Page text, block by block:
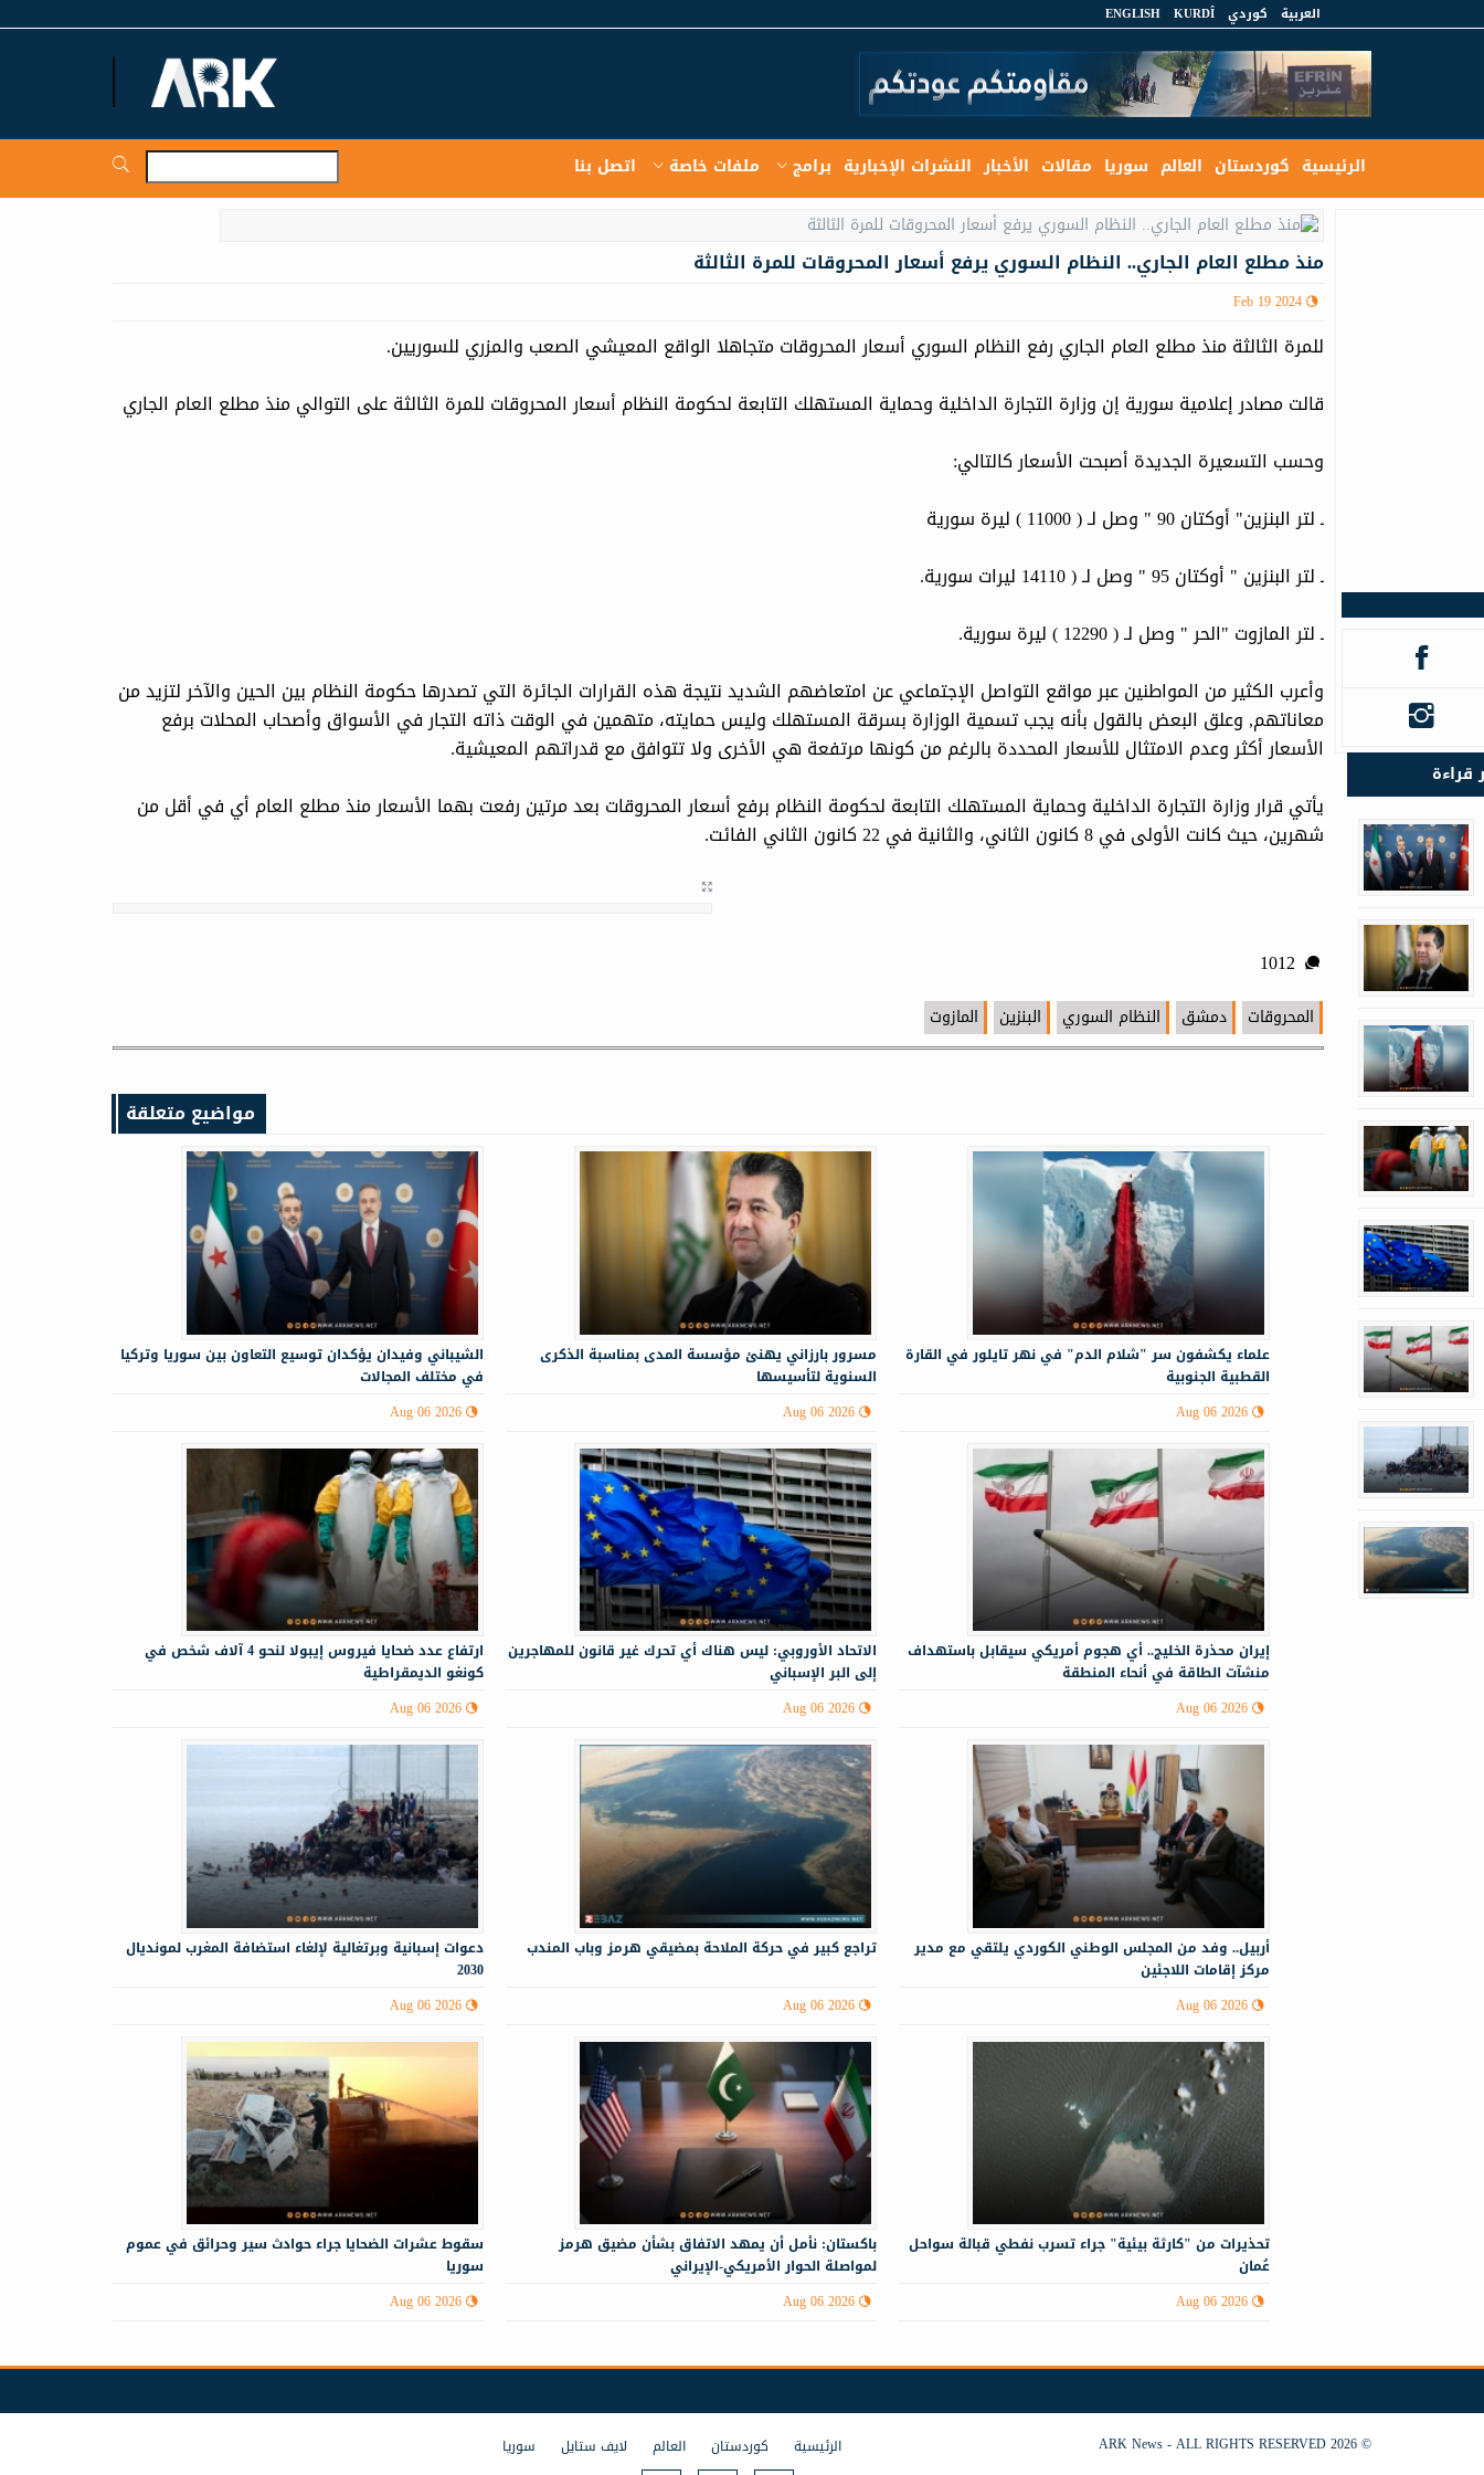
العربية كوردي KURDÎ
ENGLISH
الرئيسية كوردستان العالم سوريا مقالات الأخبار النشرات الإخبارية برامج ملفات خاصة اتصل بنا
منذ مطلع العام الجاري.. النظام السوري يرفع أسعار المحروقات للمرة الثالثة
Feb 19 2024
للمرة الثالثة منذ مطلع العام الجاري رفع النظام السوري أسعار المحروقات متجاهلا الواقع المعيشي الصعب والمزري للسوريين.
قالت مصادر إعلامية سورية إن وزارة التجارة الداخلية وحماية المستهلك التابعة لحكومة النظام أسعار المحروقات للمرة الثالثة على التوالي منذ مطلع العام الجاري
وحسب التسعيرة الجديدة أصبحت الأسعار كالتالي:
ـ لتر البنزين" أوكتان 90 " وصل لـ ( 11000 ) ليرة سورية
ـ لتر البنزين " أوكتان 95 " وصل لـ ( 14110 ليرات سورية.
ـ لتر المازوت "الحر " وصل لـ ( 12290 ) ليرة سورية.
وأعرب الكثير من المواطنين عبر مواقع التواصل الإجتماعي عن امتعاضهم الشديد نتيجة هذه القرارات الجائرة التي تصدرها حكومة النظام بين الحين والآخر لتزيد من
معاناتهم, وعلق البعض بالقول بأنه يجب تسمية الوزارة بسرقة المستهلك وليس حمايته، متهمين في الوقت ذاته التجار في الأسواق وأصحاب المحلات برفع
الأسعار أكثر وعدم الامتثال للأسعار المحددة بالرغم من كونها مرتفعة هي الأخرى ولا تتوافق مع قدراتهم المعيشية.
يأتي قرار وزارة التجارة الداخلية وحماية المستهلك التابعة لحكومة النظام برفع أسعار المحروقات بعد مرتين رفعت بهما الأسعار منذ مطلع العام أي في أقل من
شهرين، حيث كانت الأولى في 8 كانون الثاني، والثانية في 22 كانون الثاني الفائت.
1012
المحروقات دمشق النظام السوري البنزين المازوت
مواضيع متعلقة
الشيباني وفيدان يؤكدان توسيع التعاون بين سوريا وتركيا
في مختلف المجالات
Aug 06 2026
مسرور بارزاني يهنئ مؤسسة المدى بمناسبة الذكرى
السنوية لتأسيسها
Aug 06 2026
علماء يكشفون سر "شلام الدم" في نهر تايلور في القارة
القطبية الجنوبية
Aug 06 2026
ارتفاع عدد ضحايا فيروس إيبولا لنحو 4 آلاف شخص في
كونغو الديمقراطية
Aug 06 2026
الاتحاد الأوروبي: ليس هناك أي تحرك غير قانون للمهاجرين
إلى البر الإسباني
Aug 06 2026
إيران محذرة الخليج.. أي هجوم أمريكي سيقابل باستهداف
منشآت الطاقة في أنحاء المنطقة
Aug 06 2026
دعوات إسبانية وبرتغالية لإلغاء استضافة المغرب لمونديال
2030
Aug 06 2026
تراجع كبير في حركة الملاحة بمضيقي هرمز وباب المندب
Aug 06 2026
أربيل.. وفد من المجلس الوطني الكوردي يلتقي مع مدير
مركز إقامات اللاجئين
Aug 06 2026
سقوط عشرات الضحايا جراء حوادث سير وحرائق في عموم
سوريا
Aug 06 2026
باكستان: نأمل أن يمهد الاتفاق بشأن مضيق هرمز
لمواصلة الحوار الأمريكي-الإيراني
Aug 06 2026
تحذيرات من "كارثة بيئية" جراء تسرب نفطي قبالة سواحل
عُمان
Aug 06 2026
قراءة
الرئيسية كوردستان العالم لايف ستايل سوريا © 2026 ARK News - ALL RIGHTS RESERVED